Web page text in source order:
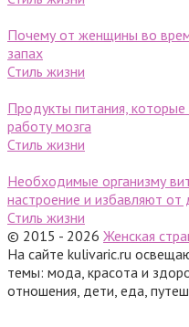
Почему от женщины во
запах
Стиль жизни
Продукты питания,
работу мозга
Стиль жизни
Необходимые организму
настроение и избавляют от
Стиль жизни
© 2015 - 2026 Женская
На сайте kulivaric.ru
темы: мода, красота и
отношения, дети, еда,